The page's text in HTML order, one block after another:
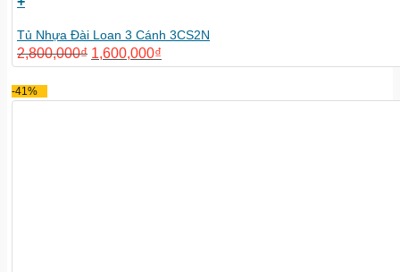
Tủ Nhựa Đài Loan 3 Cánh 3CS2N
2,800,000₫ 1,600,000₫
-41%